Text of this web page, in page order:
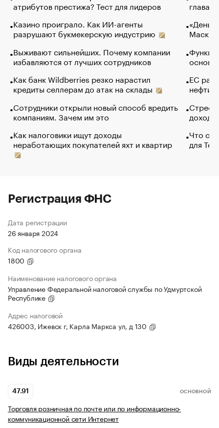
атрибутов престижа? Тест для лидеров
Казино проиграло. Как ИИ-агенты
разрушают букмекерскую индустрию
Выживают сильнейших. Почему компании
избавляются от лучших сотрудников
Как банк Wildberries резко нарастил
кредиты селлерам до атак на склады
Сотрудники открыли новый способ вредить
компаниям. Зачем им это
Как налоговики ищут доходы
неработающих покупателей яхт и квартир
глава
Маск в
основ
ЕС
нефти
Что
для
Регистрация ФНС
Дата регистрации
26 января 2024
Код налогового органа
1800
Наименование налогового органа
Управление Федеральной налоговой службы по Удмуртской
Республике
Адрес налоговой
426003, Ижевск г, Карла Маркса ул, д 130
Виды деятельности
47.91 ОСНОВНОЙ
Торговля розничная по почте или по информационно-
коммуникационной сети Интернет